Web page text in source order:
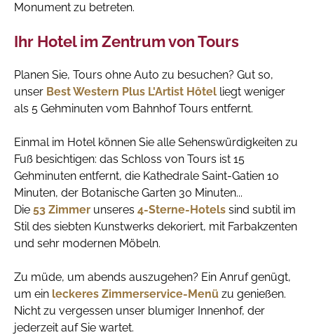
Monument zu betreten.
Ihr Hotel im Zentrum von Tours
Planen Sie, Tours ohne Auto zu besuchen? Gut so,
unser Best Western Plus L'Artist Hôtel liegt weniger
als 5 Gehminuten vom Bahnhof Tours entfernt.
Einmal im Hotel können Sie alle Sehenswürdigkeiten zu
Fuß besichtigen: das Schloss von Tours ist 15
Gehminuten entfernt, die Kathedrale Saint-Gatien 10
Minuten, der Botanische Garten 30 Minuten...
Die 53 Zimmer unseres 4-Sterne-Hotels sind subtil im
Stil des siebten Kunstwerks dekoriert, mit Farbakzenten
und sehr modernen Möbeln.
Zu müde, um abends auszugehen? Ein Anruf genügt,
um ein leckeres Zimmerservice-Menü zu genießen.
Nicht zu vergessen unser blumiger Innenhof, der
jederzeit auf Sie wartet.